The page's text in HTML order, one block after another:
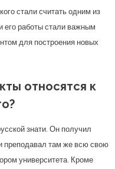
стали считать одним из
его работы стали важным
для построения новых
относятся к
знати. Он получил
преподавал там же всю свою
университета. Кроме